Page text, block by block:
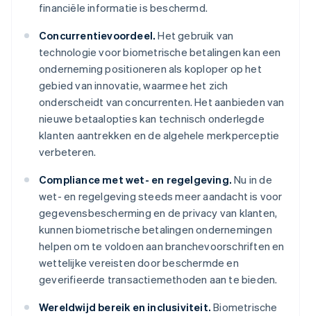
financiële informatie is beschermd.
Concurrentievoordeel. Het gebruik van
technologie voor biometrische betalingen kan een
onderneming positioneren als koploper op het
gebied van innovatie, waarmee het zich
onderscheidt van concurrenten. Het aanbieden van
nieuwe betaalopties kan technisch onderlegde
klanten aantrekken en de algehele merkperceptie
verbeteren.
Compliance met wet- en regelgeving. Nu in de
wet- en regelgeving steeds meer aandacht is voor
gegevensbescherming en de privacy van klanten,
kunnen biometrische betalingen ondernemingen
helpen om te voldoen aan branchevoorschriften en
wettelijke vereisten door beschermde en
geverifieerde transactiemethoden aan te bieden.
Wereldwijd bereik en inclusiviteit. Biometrische